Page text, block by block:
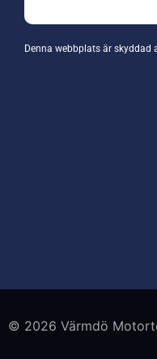
Denna webbplats är skyddad
© 2026 Värmdö